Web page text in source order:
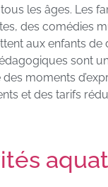
les âges. Les
des comédies
aux enfants de
sont
moments
et des tarifs